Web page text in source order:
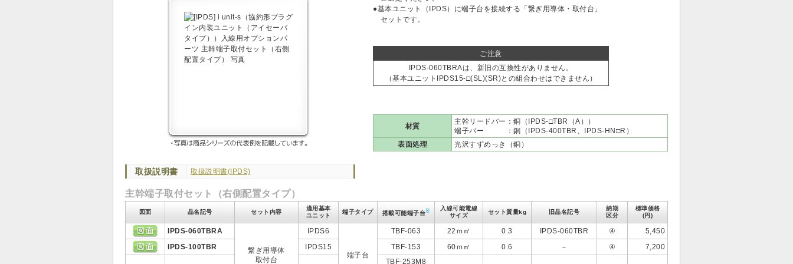
取扱説明書 取扱説明書(IPDS)
●基本ユニット（IPDS）に端子台を接続する「繋ぎ用導体・取付台」
セットです。
ご注意
IPDS-060TBRAは、新旧の互換性がありません。
（基本ユニットIPDS15-□(SL)(SR)との組合わせはできません）
材質
主幹リードバー：銅（IPDS-□TBR（A））
端子バー ：銅（IPDS-400TBR、IPDS-HN□R）
表面処理
光沢すずめっき（銅）
主幹端子取付セット（右側配置タイプ）
図面 品名記号 セット内容
適用基本
ユニット
端子タイプ 搭載可能端子台※
入線可能電線
サイズ
セット質量kg 旧品名記号
納期
区分
標準価格
(円)
IPDS-060TBRA
繋ぎ用導体
取付台
IPDS6
端子台
TBF-063 22ｍ㎡ 0.3 IPDS-060TBR ④
5,450
IPDS-100TBR
IPDS15 TBF-153 60ｍ㎡ 0.6 － ④
7,200
TBF-253M8